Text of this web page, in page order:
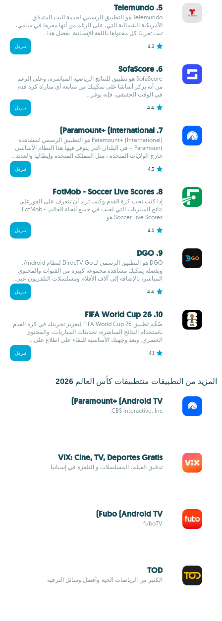
5. Telemundo
Telemundo هو التطبيق الرسمي لخدمة البث المتدفق
الأمريكية الشمالية التي، على الرغم من أنها مقرها في ميامي،
تبث تقريبًا كل محتواها باللغة الإسبانية. بفضل هذا...
4.3 تنزيل
6. SofaScore
SofaScore هو تطبيق للنتائج الرياضية المباشرة، وعلى الرغم
من أنه يركز أساسًا على تمكينك من متابعة أي مباراة كرة قدم
في الوقت الحقيقي، فإنه يوفر...
4.4 تنزيل
7. Paramount+ (International)
Paramount+ (International) هو التطبيق الرسمي لمشاهدة
Paramount + في البلدان التي يتوفر فيها هذا النظام الأساسي
خارج الولايات المتحدة ، مثل المملكة المتحدة وإيطاليا والعديد...
4.3 تنزيل
8. FotMob - Soccer Live Scores
إذا كنت تحب كرة القدم وكنت تريد أن تتعرف على الفورعلى
نتائج المباريات التي لعبت في جميع أنحاء العالم، FotMob -
Soccer Live Scores هو...
4.5 تنزيل
9. DGO
DGO هو التطبيق الرسمي لـ DirecTV Go لنظام Android،
وبفضله يمكنك مشاهدة مجموعة كبيرة من القنوات والمحتوى
المباشر، بالإضافة إلى آلاف الأفلام ومسلسلات التلفزيون عبر...
4.4 تنزيل
10. FIFA World Cup 26
صُمِّم تطبيق FIFA World Cup 26 لتعزيز تجربتك في كرة القدم
باستخدام النتائج المباشرة، تحديثات المباريات، والمحتوى
الحصري. ويعد وجهتك الأساسية للبقاء على اطلاع على...
4.1 تنزيل
المزيد من التطبيقات منتطبيقات كأس العالم 2026
Paramount+ (Android TV)
CBS Interactive, Inc.
ViX: Cine, TV, Deportes Gratis
تدفيق الفيلم، المسلسلات و التلفزة في إسبانيا
Fubo (Android TV)
fuboTV
TOD
الكثير من الرياضات الحية وأفضل وسائل الترفيه